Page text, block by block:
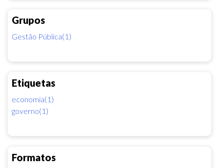
Grupos
Gestão Pública(1)
Etiquetas
economia(1)
governo(1)
Formatos